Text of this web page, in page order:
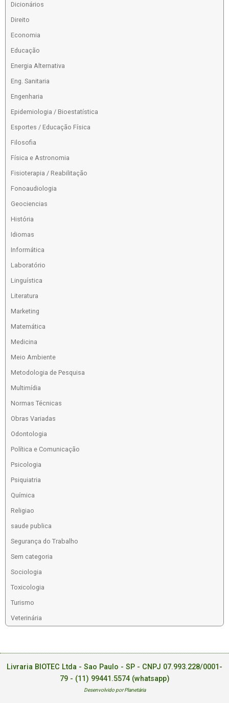
Dicionários
Direito
Economia
Educação
Energia Alternativa
Eng. Sanitaria
Engenharia
Epidemiologia / Bioestatística
Esportes / Educação Física
Filosofia
Física e Astronomia
Fisioterapia / Reabilitação
Fonoaudiologia
Geociencias
História
Idiomas
Informática
Laboratório
Linguística
Literatura
Marketing
Matemática
Medicina
Meio Ambiente
Metodologia de Pesquisa
Multimídia
Normas Técnicas
Obras Variadas
Odontologia
Política e Comunicação
Psicologia
Psiquiatria
Química
Religiao
saude publica
Segurança do Trabalho
Sem categoria
Sociologia
Toxicologia
Turismo
Veterinária
Livraria BIOTEC Ltda - Sao Paulo - SP - CNPJ 07.993.228/0001-
79 - (11) 99441.5574 (whatsapp)
Desenvolvido por Planetária